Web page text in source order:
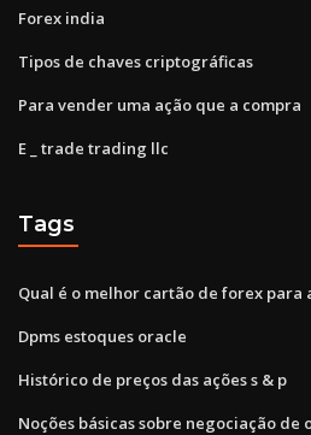
Forex india
Tipos de chaves criptográficas
Para vender uma ação que a compra
E _ trade trading llc
Tags
Qual é o melhor cartão de forex para
Dpms estoques oracle
Histórico de preços das ações s & p
Noções básicas sobre negociação de